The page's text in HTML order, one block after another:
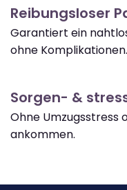
Reibungsloser
Garantiert ein
ohne Komplikationen.
Sorgen- &
Ohne Umzugsstress
ankommen.